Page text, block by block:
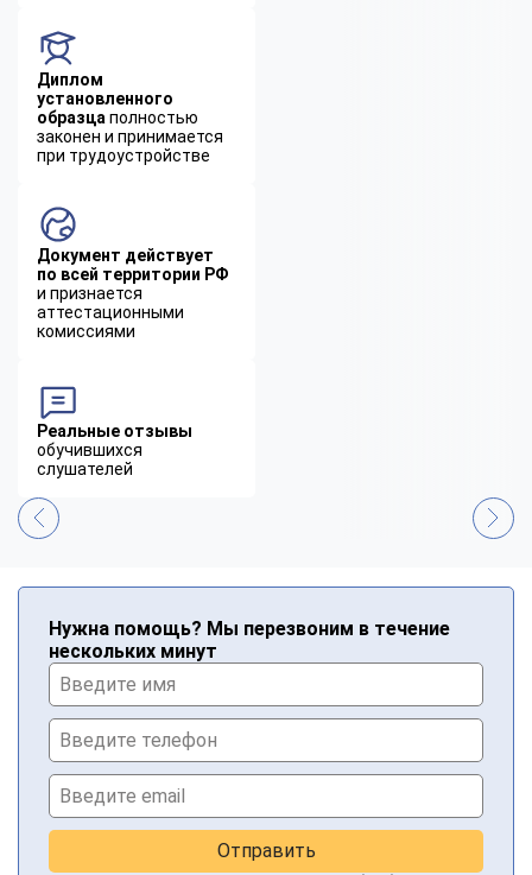
Диплом
установленного
образца полностью
законен и принимается
при трудоустройстве
Документ действует
по всей территории РФ
и признается
аттестационными
комиссиями
Реальные отзывы
обучившихся
слушателей
Нужна помощь? Мы перезвоним в течение
нескольких минут
Отправить